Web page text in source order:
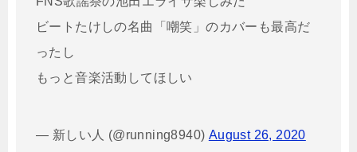
ビートたけしの名曲「嘲笑」のカバーも最高だ
ったし
もっと音楽活動してほしい
— 新しい人 (@running8940) August 26, 2020